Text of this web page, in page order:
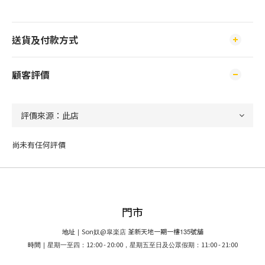
送貨及付款方式
顧客評價
尚未有任何評價
門市
地址｜ Son奴@皐楽店 荃新天地一期一樓135號舖
時間｜ 星期一至四： 12:00 - 20:00，星期五至日及公眾假期： 11:00 - 21:00